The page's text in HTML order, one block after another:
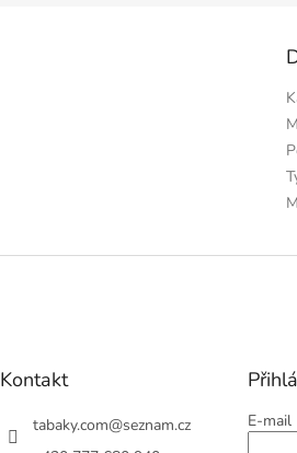
Kontakt
tabaky.com@seznam.cz
E-mail